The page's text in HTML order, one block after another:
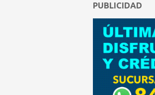
PUBLICIDAD